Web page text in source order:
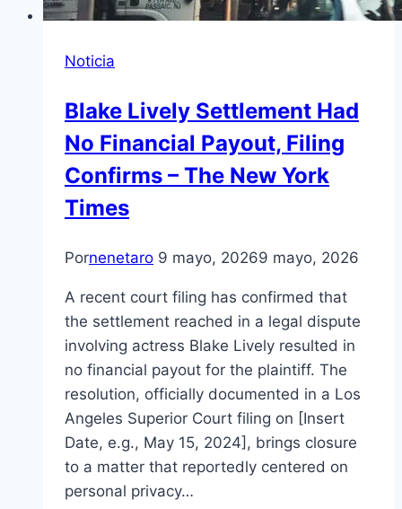
Noticia
Blake Lively Settlement Had
No Financial Payout, Filing
Confirms – The New York
Times
Pornenetaro 9 mayo, 20269 mayo, 2026
A recent court filing has confirmed that
the settlement reached in a legal dispute
involving actress Blake Lively resulted in
no financial payout for the plaintiff. The
resolution, officially documented in a Los
Angeles Superior Court filing on [Insert
Date, e.g., May 15, 2024], brings closure
to a matter that reportedly centered on
personal privacy…